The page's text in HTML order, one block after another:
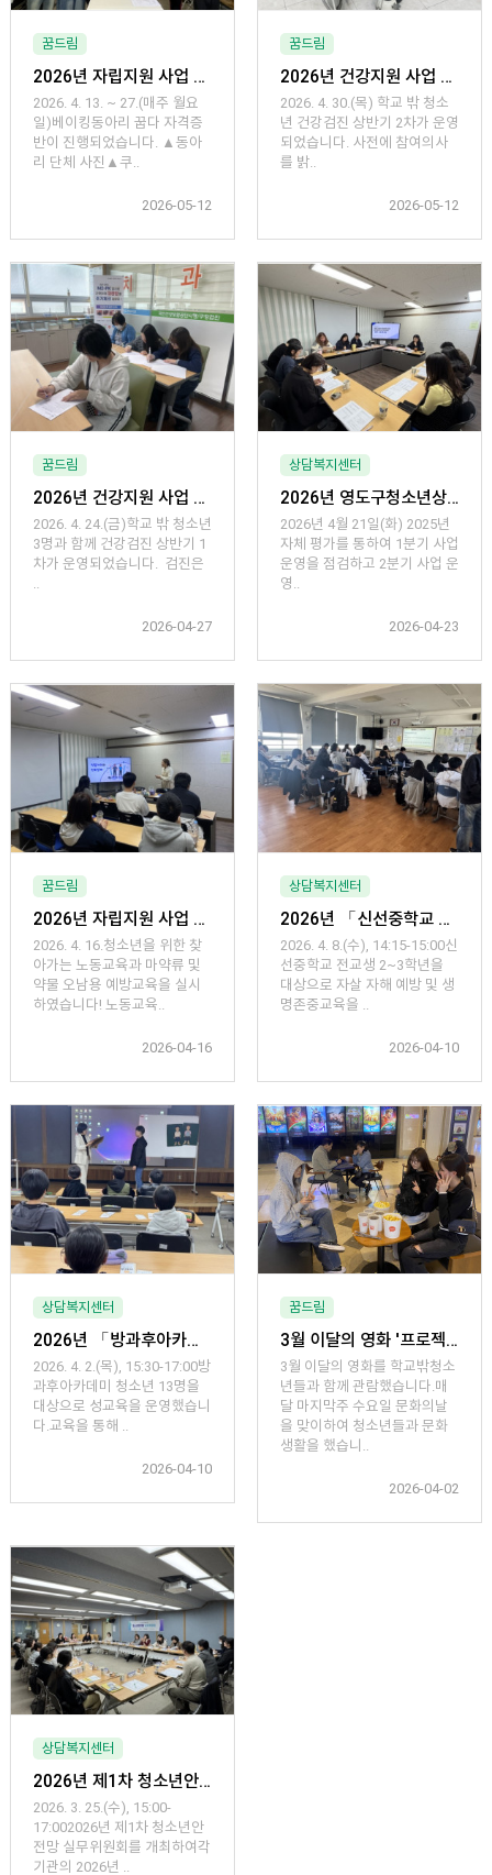
꿈드림
2026년 자립지원 사업 4월「베이킹 동아리 꿉다 자격증반」
2026. 4. 13. ~ 27.(매주 월요
일)베이킹동아리 꿉다 자격증
반이 진행되었습니다. ▲동아
리 단체 사진▲쿠..
2026-05-12
꿈드림
2026년 건강지원 사업 「학교 밖 청소년 건강검진 상반기 2차」 운영
2026. 4. 30.(목) 학교 밖 청소
년 건강검진 상반기 2차가 운영
되었습니다. 사전에 참여의사
를 밝..
2026-05-12
꿈드림
2026년 건강지원 사업 「학교 밖 청소년 건강검진 상반기 1차」 운영
2026. 4. 24.(금)학교 밖 청소년
3명과 함께 건강검진 상반기 1
차가 운영되었습니다. 검진은
2026-04-27
상담복지센터
2026년 영도구청소년상담복지센터 제1분기 평가회 실시
2026년 4월 21일(화) 2025년
자체 평가를 통하여 1분기 사업
운영을 점검하고 2분기 사업 운
영..
2026-04-23
꿈드림
2026년 자립지원 사업 기초소양교육 프로그램 「기초소양 들을고양-노동교육 및 마약류예방교육」
2026. 4. 16.청소년을 위한 찾
아가는 노동교육과 마약류 및
약물 오남용 예방교육을 실시
하였습니다! 노동교육..
2026-04-16
상담복지센터
2026년 「신선중학교 자살 자해 예방 및 생명존중교육」 운영
2026. 4. 8.(수), 14:15-15:00신
선중학교 전교생 2~3학년을
대상으로 자살 자해 예방 및 생
명존중교육을 ..
2026-04-10
상담복지센터
2026년 「방과후아카데미 성교육」 운영
2026. 4. 2.(목), 15:30-17:00방
과후아카데미 청소년 13명을
대상으로 성교육을 운영했습니
다.교육을 통해 ..
2026-04-10
꿈드림
3월 이달의 영화 '프로젝트 헤일메리'
3월 이달의 영화를 학교밖청소
년들과 함께 관람했습니다.매
달 마지막주 수요일 문화의날
을 맞이하여 청소년들과 문화
생활을 했습니..
2026-04-02
상담복지센터
2026년 제1차 청소년안전망 실무위원회
2026. 3. 25.(수), 15:00-
17:002026년 제1차 청소년안
전망 실무위원회를 개최하여각
기관의 2026년 ..